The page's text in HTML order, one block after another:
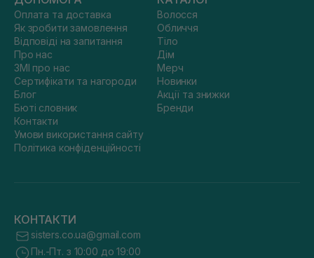
Оплата та доставка
Як зробити замовлення
Відповіді на запитання
Про нас
ЗМІ про нас
Сертифікати та нагороди
Блог
Бюті словник
Контакти
Умови використання сайту
Політика конфіденційності
Волосся
Обличчя
Тіло
Дім
Мерч
Новинки
Акції та знижки
Бренди
КОНТАКТИ
sisters.co.ua@gmail.com
Пн.-Пт. з 10:00 до 19:00